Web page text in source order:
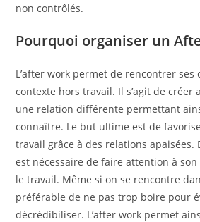
non contrôlés.
Pourquoi organiser un
L’after work permet de rencontrer ses
contexte hors travail. Il s’agit de créer
une relation différente permettant
connaître. Le but ultime est de
travail grâce à des relations apaisées.
est nécessaire de faire attention à
le travail. Même si on se rencontre
préférable de ne pas trop boire pour
décrédibiliser. L’after work permet